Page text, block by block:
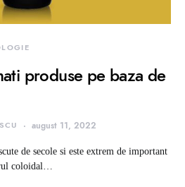
produse pe baza de
august 11, 2022
de secole si este extrem de important
coloidal…